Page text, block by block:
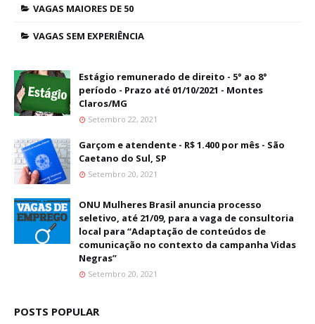
VAGAS MAIORES DE 50
VAGAS SEM EXPERIÊNCIA
Estágio remunerado de direito - 5° ao 8°
período - Prazo até 01/10/2021 - Montes
Claros/MG
Setembro 22, 2021
Garçom e atendente - R$ 1.400 por mês - São
Caetano do Sul, SP
Setembro 20, 2021
ONU Mulheres Brasil anuncia processo
seletivo, até 21/09, para a vaga de consultoria
local para “Adaptação de conteúdos de
comunicação no contexto da campanha Vidas
Negras”
Setembro 20, 2021
POSTS POPULAR